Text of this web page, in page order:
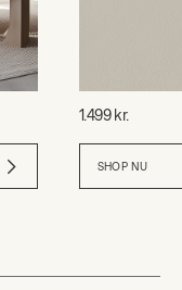
1.499 kr.
SHOP NU